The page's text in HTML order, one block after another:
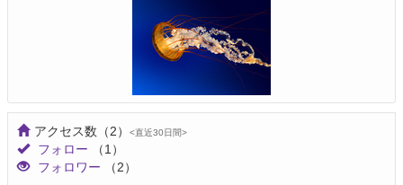
アクセス数 （2） <直近30日間>
フォロー
（1）
フォロワー
（2）